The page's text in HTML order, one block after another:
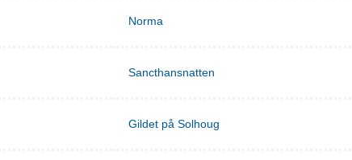
Norma
Sancthansnatten
Gildet på Solhoug